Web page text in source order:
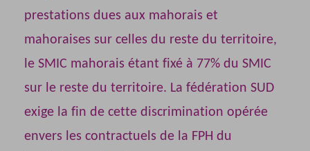
prestations dues aux mahorais et
mahoraises sur celles du reste du territoire,
le SMIC mahorais étant fixé à 77% du SMIC
sur le reste du territoire. La fédération SUD
exige la fin de cette discrimination opérée
envers les contractuels de la FPH du